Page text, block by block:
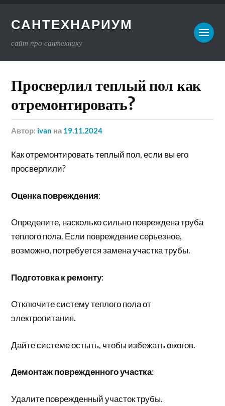
САНТЕХНАРИУМ
сайт про сантехнику
Просверлил теплый пол как
отремонтировать?
Автор: ivan на 19.11.2024
Как отремонтировать теплый пол, если вы его
просверлили?
Оценка повреждения:
Определите, насколько сильно повреждена труба
теплого пола. Если повреждение серьезное,
возможно, потребуется замена участка трубы.
Подготовка к ремонту:
Отключите систему теплого пола от
электропитания.
Дайте системе остыть, чтобы избежать ожогов.
Демонтаж поврежденного участка:
Удалите поврежденный участок трубы.